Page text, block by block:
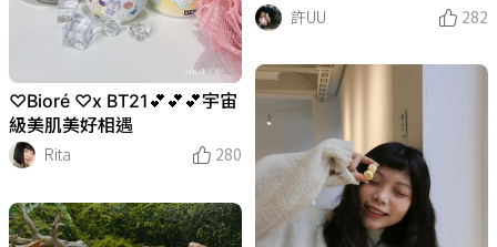
許UU
282
♡Bioré ♡x BT21💕💕💕宇宙
級美肌美好相遇
Rita
280